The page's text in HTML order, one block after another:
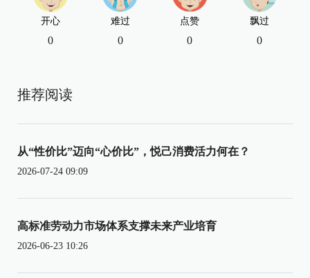
开心
0
难过
0
点赞
0
飘过
0
推荐阅读
从“性价比”迈向“心价比”，悦己消费活力何在？
2026-07-24 09:09
高标准劳动力市场体系支撑未来产业培育
2026-06-23 10:26